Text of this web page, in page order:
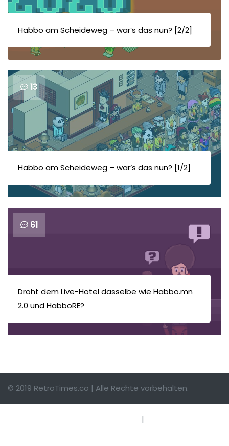
Habbo am Scheideweg – war’s das nun? [2/2]
13
Habbo am Scheideweg – war’s das nun? [1/2]
61
Droht dem Live-Hotel dasselbe wie Habbo.mn
2.0 und HabboRE?
© 2019 RetroTimes.co | Alle Rechte vorbehalten.
|